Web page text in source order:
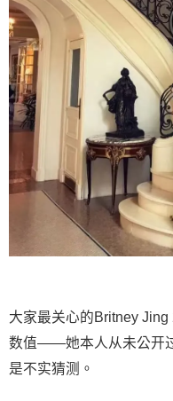
大家最关心的Britney
数值——她本人从未公开
是不实猜测。